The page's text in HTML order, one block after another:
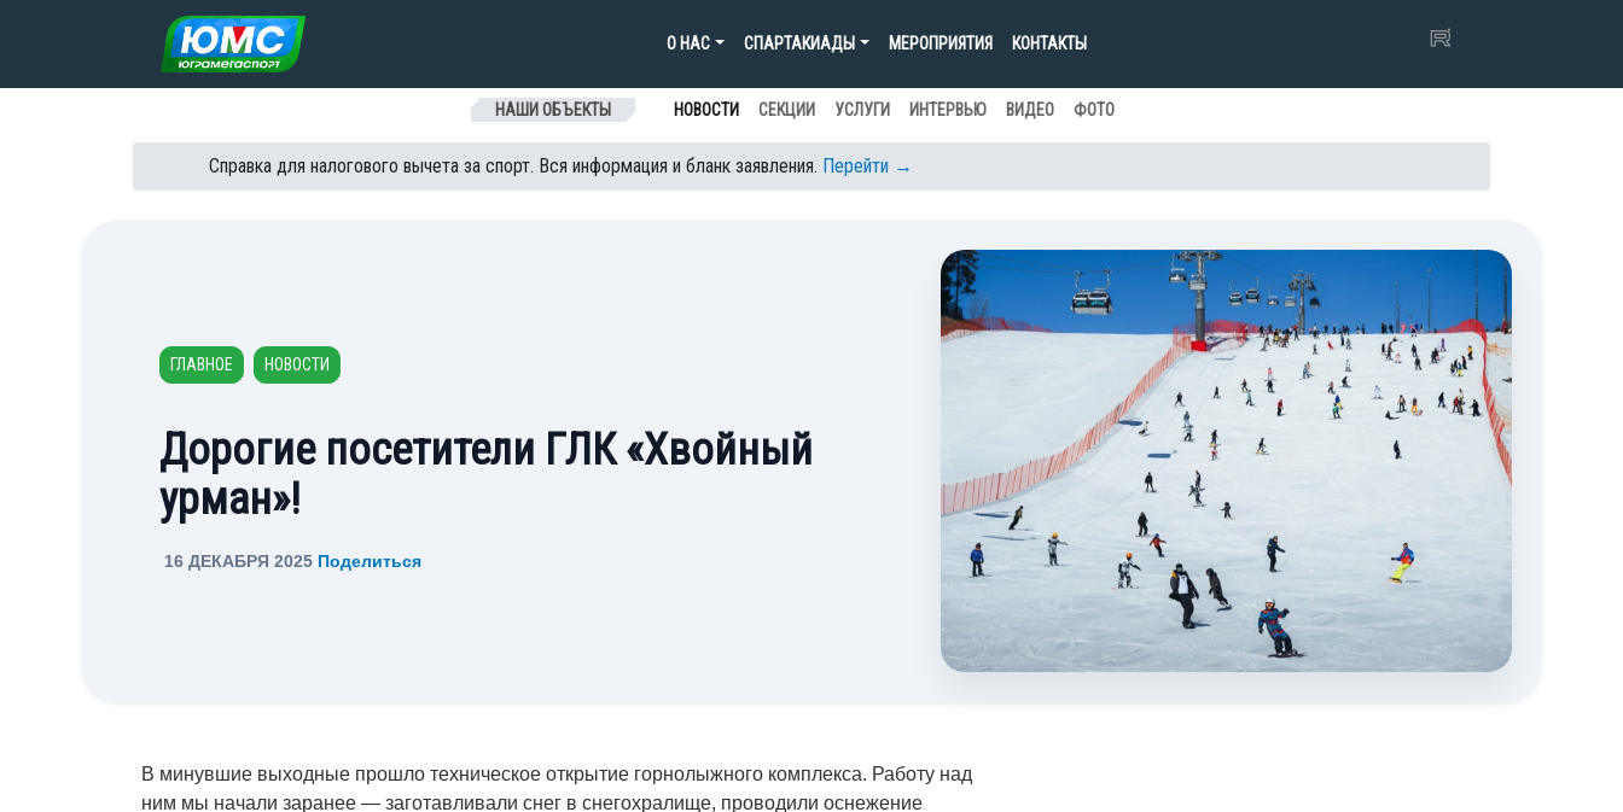
Перейти к содержанию
О НАС СПАРТАКИАДЫ МЕРОПРИЯТИЯ КОНТАКТЫ
НАШИ ОБЪЕКТЫ НОВОСТИ СЕКЦИИ УСЛУГИ ИНТЕРВЬЮ ВИДЕО ФОТО
Справка для налогового вычета за спорт. Вся информация и бланк заявления. Перейти →
ГЛАВНОЕ НОВОСТИ
Дорогие посетители ГЛК «Хвойный
урман»!
16 ДЕКАБРЯ 2025 Поделиться
В минувшие выходные прошло техническое открытие горнолыжного комплекса. Работу над
ним мы начали заранее — заготавливали снег в снегохралище, проводили оснежение